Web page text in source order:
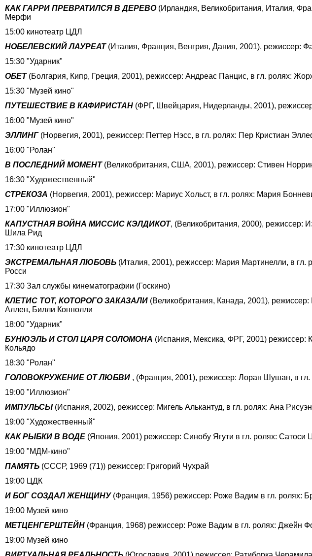
КАК ГАРРИ ПРЕВРАТИЛСЯ В ДЕРЕВО(Ирландия, Великобритания, Италия,
Мерфи
15:00 кинотеатр ЦДЛ
НОБЕЛЕВСКИЙ ЛАУРЕАТ(Италия, Франция, Венгрия, Дания, 2001), режиссер:
15:30 "Ударник"
ОБЕТ(Болгария, Кипр, Греция, 2001), режиссер: Андреас Панцис, в гл. ролях:
15:30 "Музей кино"
ПУТЕШЕСТВИЕ В КАФИРИСТАН (ФРГ, Швейцария, Нидерланды, 2001),
16:00 "Музей кино"
ЭЛЛИНГ (Норвегия, 2001), режиссер: Петтер Нэсс, в гл. ролях: Пер Кристиан
16:00 "Ролан"
В ПОСЛЕДНИЙ МОМЕНТ (Великобритания, США, 2001), режиссер: Стивен
16:30 "Художественный"
СТРЕКОЗА (Норвегия, 2001), режиссер: Мариус Хольст, в гл. ролях: Мария
17:00 "Иллюзион"
КАПУСТНАЯ ВОЙНА МИССИС КЭЛДИКОТ, (Великобритания, 2000), режиссер:
Шила Рид
17:30 кинотеатр ЦДЛ
ЭКСТРЕМАЛЬНАЯ ЛЮБОВЬ (Италия, 2001), режиссер: Мария Мартинелли, в
Росси
17:30 Зал службы кинематографии (Госкино)
КЛЕТИС ТОТ, КОТОРОГО ЗАКАЗАЛИ (Великобритания, Канада, 2001),
Аллен, Билли Коннолли
18:00 "Ударник"
БУНЮЭЛЬ И СТОЛ ЦАРЯ СОЛОМОНА (Испания, Мексика, ФРГ, 2001) режиссер:
Кольядо
18:30 "Ролан"
ГОЛОВОКРУЖЕНИЕ ОТ ЛЮБВИ , (Франция, 2001), режиссер: Лоран Шушан, в
19:00 "Иллюзион"
ИМПУЛЬСЫ (Испания, 2002), режиссер: Мигель Алькантуд, в гл. ролях: Ана
19:00 "Художественный"
КАК РЫБКИ В ВОДЕ (Япония, 2001) режиссер: Синобу Ягути в гл. ролях:
19:00 "МДМ-кино"
ПАМЯТЬ (СССР, 1969 (71)) режиссер: Григорий Чухрай
19:00 ЦДК
И БОГ СОЗДАЛ ЖЕНЩИНУ(Франция, 1956) режиссер: Роже Вадим в гл. ролях:
19:00 Музей кино
МЕТЦЕНГЕРШТЕЙН (Франция, 1968) режиссер: Роже Вадим в гл. ролях: Джейн
19:00 Музей кино